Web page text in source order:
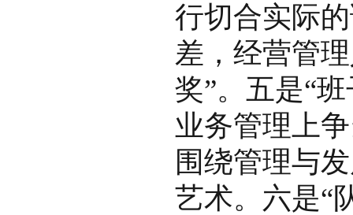
行切合实际
差，经营管
奖”。五是“
业务管理上
围绕管理与
艺术。六是“